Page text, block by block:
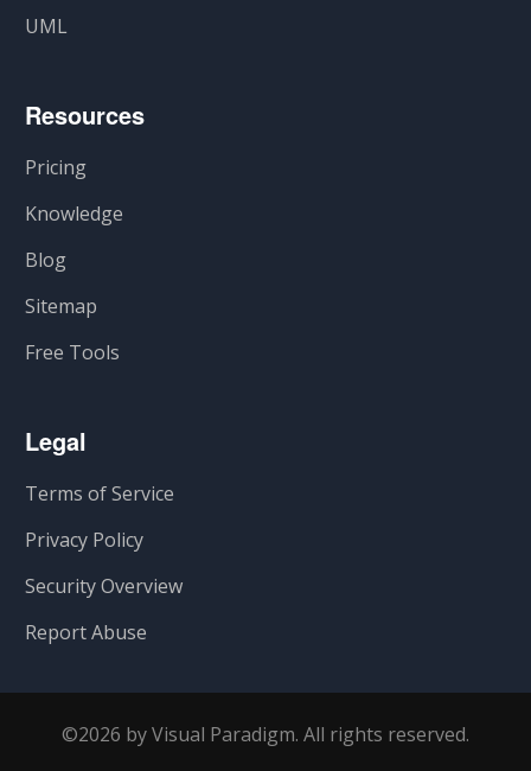
UML
Resources
Pricing
Knowledge
Blog
Sitemap
Free Tools
Legal
Terms of Service
Privacy Policy
Security Overview
Report Abuse
©2026 by Visual Paradigm. All rights reserved.